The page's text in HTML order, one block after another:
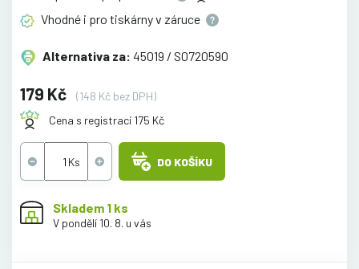
Vhodné i pro tiskárny v záruce
Alternativa za: 45019 / S0720590
179 Kč
(148 Kč bez DPH)
Cena s registrací 175 Kč
DO KOŠÍKU
Skladem 1 ks
V pondělí 10. 8. u vás